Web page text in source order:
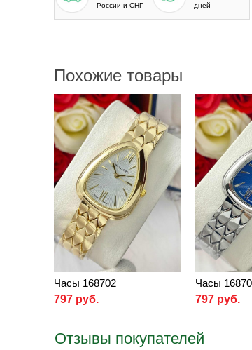
России и СНГ
дней
Похожие товары
Часы 168702
797 руб.
Часы
797 руб.
Отзывы покупателей